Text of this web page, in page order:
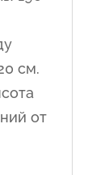
см.
от